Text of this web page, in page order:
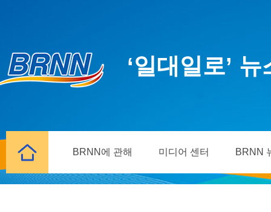
‘일대일로’
BRNN에 관해 미디어 센터 BRNN